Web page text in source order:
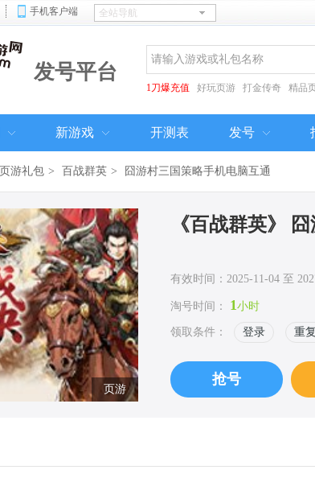
手机客户端
发号平台
1刀爆充值 好玩页游 打金传奇 精品
新游戏 开测表 发号
页游礼包 > 百战群英 > 囧游村三国策略手机电脑互通
页游
《百战群英》
有效时间：2025-11-04 至
淘号时间： 1小时
领取条件： 登录 重复
抢号